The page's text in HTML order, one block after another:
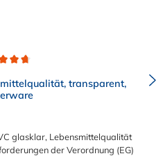
transparent,
der Verordnung (EG)